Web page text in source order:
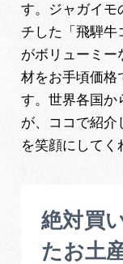
す。ジャガイモ
チした「飛騨牛
がボリューミー
材をお手頃価格
す。世界各国か
が、ココで紹介
を笑顔にしてく
絶対買
たお土